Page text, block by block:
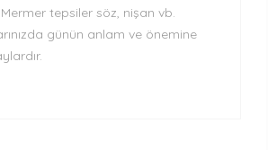
tepsiler söz, nişan vb.
günün anlam ve önemine